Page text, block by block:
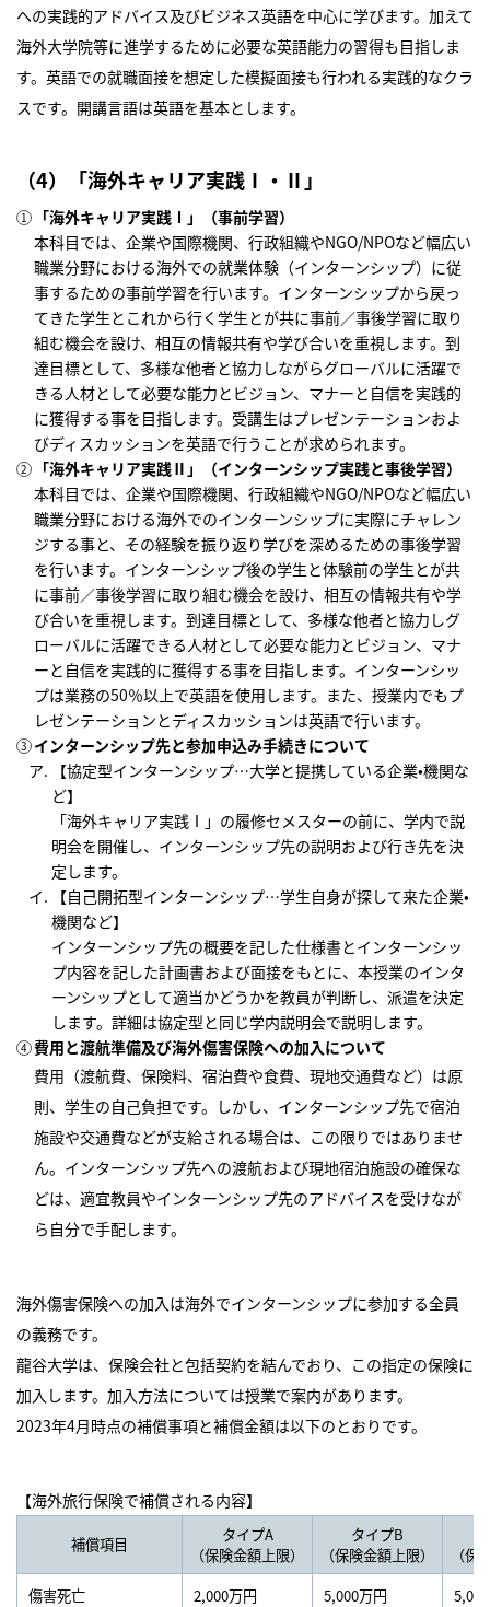
への実践的アドバイス及びビジネス英語を中心に学びます。加えて
海外大学院等に進学するために必要な英語能力の習得も目指しま
す。英語での就職面接を想定した模擬面接も行われる実践的なクラ
スです。開講言語は英語を基本とします。
（4）「海外キャリア実践Ⅰ・Ⅱ」
「海外キャリア実践Ⅰ」（事前学習）
本科目では、企業や国際機関、行政組織やNGO/NPOなど幅広い
職業分野における海外での就業体験（インターンシップ）に従
事するための事前学習を行います。インターンシップから戻っ
てきた学生とこれから行く学生とが共に事前／事後学習に取り
組む機会を設け、相互の情報共有や学び合いを重視します。到
達目標として、多様な他者と協力しながらグローバルに活躍で
きる人材として必要な能力とビジョン、マナーと自信を実践的
に獲得する事を目指します。受講生はプレゼンテーションおよ
びディスカッションを英語で行うことが求められます。
「海外キャリア実践Ⅱ」（インターンシップ実践と事後学習）
本科目では、企業や国際機関、行政組織やNGO/NPOなど幅広い
職業分野における海外でのインターンシップに実際にチャレン
ジする事と、その経験を振り返り学びを深めるための事後学習
を行います。インターンシップ後の学生と体験前の学生とが共
に事前／事後学習に取り組む機会を設け、相互の情報共有や学
び合いを重視します。到達目標として、多様な他者と協力しグ
ローバルに活躍できる人材として必要な能力とビジョン、マナ
ーと自信を実践的に獲得する事を目指します。インターンシッ
プは業務の50％以上で英語を使用します。また、授業内でもプ
レゼンテーションとディスカッションは英語で行います。
インターンシップ先と参加申込み手続きについて
【協定型インターンシップ…大学と提携している企業•機関な
ど】
「海外キャリア実践Ⅰ」の履修セメスターの前に、学内で説
明会を開催し、インターンシップ先の説明および行き先を決
定します。
【自己開拓型インターンシップ…学生自身が探して来た企業•
機関など】
インターンシップ先の概要を記した仕様書とインターンシッ
プ内容を記した計画書および面接をもとに、本授業のインタ
ーンシップとして適当かどうかを教員が判断し、派遣を決定
します。詳細は協定型と同じ学内説明会で説明します。
費用と渡航準備及び海外傷害保険への加入について
費用（渡航費、保険料、宿泊費や食費、現地交通費など）は原
則、学生の自己負担です。しかし、インターンシップ先で宿泊
施設や交通費などが支給される場合は、この限りではありませ
ん。インターンシップ先への渡航および現地宿泊施設の確保な
どは、適宜教員やインターンシップ先のアドバイスを受けなが
ら自分で手配します。
海外傷害保険への加入は海外でインターンシップに参加する全員
の義務です。
龍谷大学は、保険会社と包括契約を結んでおり、この指定の保険に
加入します。加入方法については授業で案内があります。
2023年4月時点の補償事項と補償金額は以下のとおりです。
【海外旅行保険で補償される内容】
補償項目
タイプA
（保険金額上限）
タイプB
（保険金額上限）
（
傷害死亡
2,000万円 5,000万円